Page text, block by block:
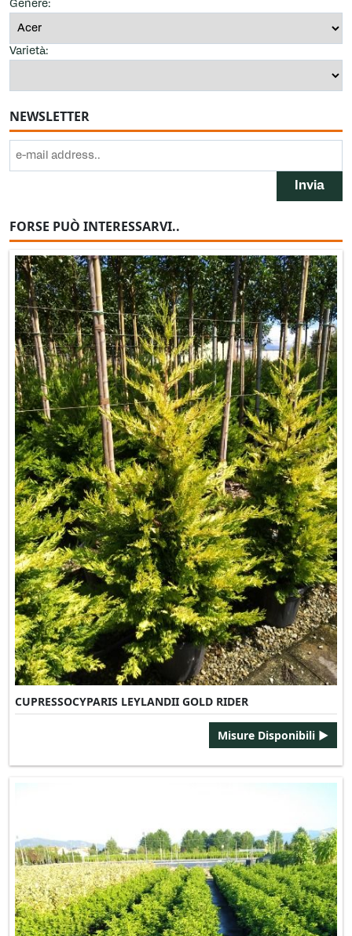
Genere:
Varietà:
NEWSLETTER
FORSE PUÒ INTERESSARVI..
CUPRESSOCYPARIS LEYLANDII GOLD RIDER
Misure Disponibili ►